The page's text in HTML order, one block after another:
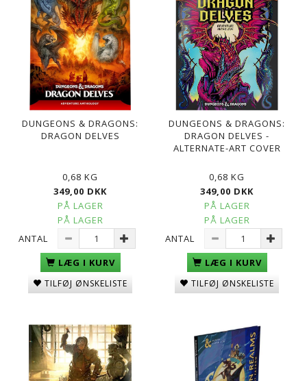
DUNGEONS & DRAGONS:
DRAGON DELVES
0,68 KG
349,00 DKK
PÅ LAGER
PÅ LAGER
ANTAL
LÆG I KURV
TILFØJ ØNSKELISTE
DUNGEONS & DRAGONS:
DRAGON DELVES -
ALTERNATE-ART COVER
0,68 KG
349,00 DKK
PÅ LAGER
PÅ LAGER
ANTAL
LÆG I KURV
TILFØJ ØNSKELISTE